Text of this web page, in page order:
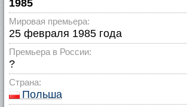
1985
Мировая премьера:
25 февраля 1985 года
Премьера в России:
?
Страна:
Польша